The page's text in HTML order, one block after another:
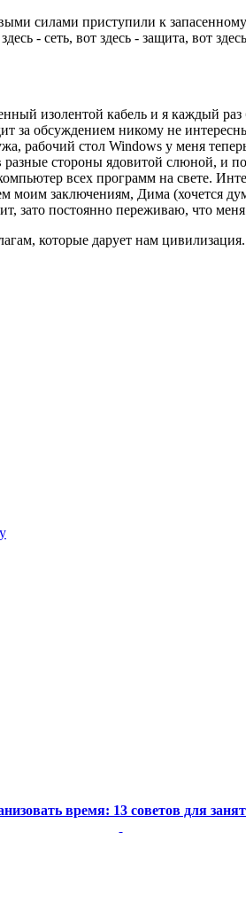
силами приступили к
- сеть, вот здесь - защита, вот
изолентой кабель и я каждый
за обсуждением никому не
рабочий стол Windows у меня
стороны ядовитой слюной, и
всех программ на свете.
моим заключениям, Дима
зато постоянно переживаю, что
которые дарует нам
время: 13 советов для